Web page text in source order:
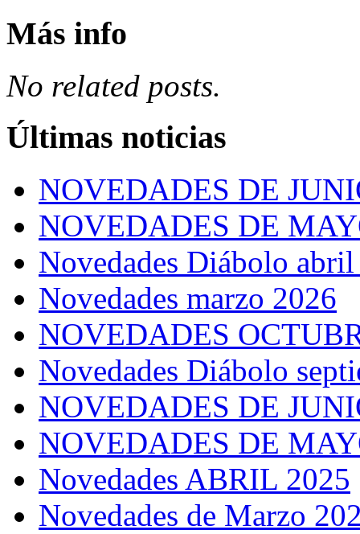
Más info
No related posts.
Últimas noticias
NOVEDADES DE
NOVEDADES DE
Novedades Diábolo
Novedades marzo 2026
NOVEDADES
Novedades Diábolo
NOVEDADES DE
NOVEDADES DE
Novedades ABRIL 2025
Novedades de Marzo